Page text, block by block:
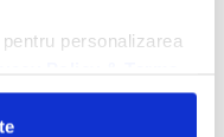
personalizarea